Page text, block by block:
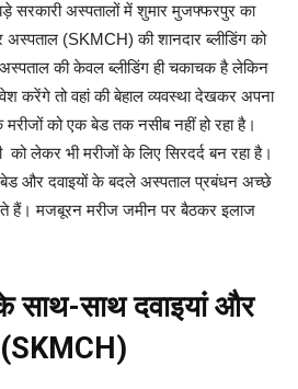
सरकारी अस्पतालों में शुमार मुजफ्फरपुर का
(SKMCH) की शानदार ब्लीडिंग को
की केवल ब्लीडिंग ही चकाचक है लेकिन
तो वहां की बेहाल व्यवस्था देखकर अपना
को एक बेड तक नसीब नहीं हो रहा है।
को लेकर भी मरीजों के लिए सिरदर्द बन रहा है।
बेड और दवाइयों के बदले अस्पताल प्रबंधन अच्छे
हैं। मजबूरन मरीज जमीन पर बैठकर इलाज
साथ-साथ दवाइयां और
(SKMCH)